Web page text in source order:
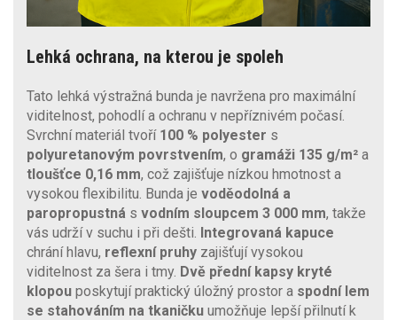
Lehká ochrana, na kterou je spoleh
Tato lehká výstražná bunda je navržena pro maximální
viditelnost, pohodlí a ochranu v nepříznivém počasí.
Svrchní materiál tvoří 100 % polyester s
polyuretanovým povrstvením, o gramáži 135 g/m² a
tloušťce 0,16 mm, což zajišťuje nízkou hmotnost a
vysokou flexibilitu. Bunda je voděodolná a
paropropustná s vodním sloupcem 3 000 mm, takže
vás udrží v suchu i při dešti. Integrovaná kapuce
chrání hlavu, reflexní pruhy zajišťují vysokou
viditelnost za šera i tmy. Dvě přední kapsy kryté
klopou poskytují praktický úložný prostor a spodní lem
se stahováním na tkaničku umožňuje lepší přilnutí k